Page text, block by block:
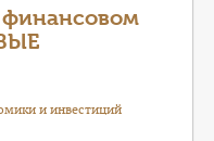
и инвестиций